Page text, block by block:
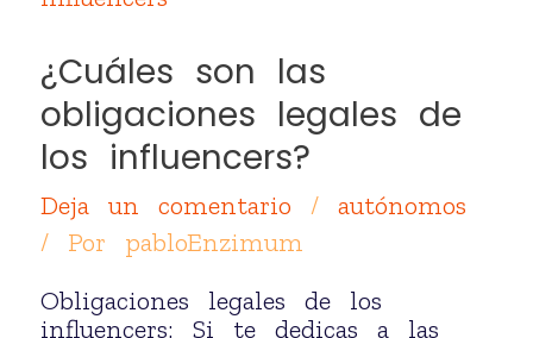
¿Cuáles son las
obligaciones legales de
los influencers?
Deja un comentario / autónomos
/ Por pabloEnzimum
Obligaciones legales de los
influencers: Si te dedicas a las